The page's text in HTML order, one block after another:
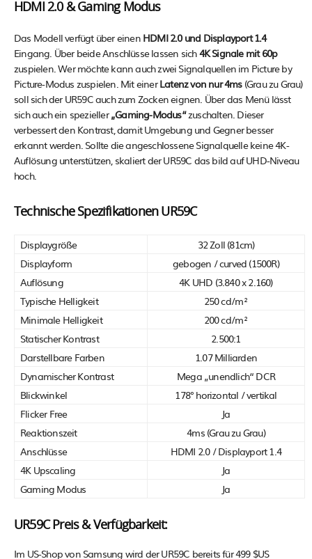
HDMI 2.0 & Gaming Modus
Das Modell verfügt über einen HDMI 2.0 und Displayport 1.4
Eingang. Über beide Anschlüsse lassen sich4K Signale mit 60p
zuspielen. Wer möchte kann auch zwei Signalquellen im Picture by
Picture-Modus zuspielen. Mit einerLatenz von nur 4ms(Grau zu Grau)
soll sich der UR59C auch zum Zocken eignen. Über das Menü lässt
sich auch ein spezieller„Gaming-Modus“zuschalten. Dieser
verbessert den Kontrast, damit Umgebung und Gegner besser
erkannt werden. Sollte die angeschlossene Signalquelle keine 4K-
Auflösung unterstützen, skaliert der UR59C das bild auf UHD-Niveau
hoch.
Technische Spezifikationen UR59C
Displaygröße
32 Zoll (81cm)
Displayform
gebogen / curved (1500R)
Auflösung
4K UHD (3.840 x 2.160)
Typische Helligkeit
250 cd/m²
Minimale Helligkeit
200 cd/m²
Statischer Kontrast
2.500:1
Darstellbare Farben
1.07 Milliarden
Dynamischer Kontrast
Mega „unendlich“ DCR
Blickwinkel
178° horizontal / vertikal
Flicker Free
Ja
Reaktionszeit
4ms (Grau zu Grau)
Anschlüsse
HDMI 2.0 / Displayport 1.4
4K Upscaling
Ja
Gaming Modus
Ja
UR59C Preis & Verfügbarkeit:
Im US-Shop von Samsung wird der UR59C bereits für 499 $US